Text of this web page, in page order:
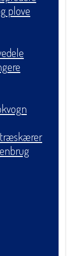
plove